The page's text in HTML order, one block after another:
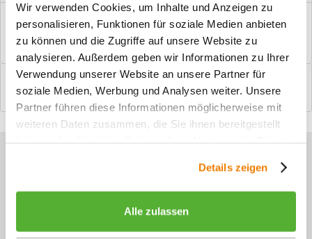
Wir verwenden Cookies, um Inhalte und Anzeigen zu
personalisieren, Funktionen für soziale Medien anbieten
zu können und die Zugriffe auf unsere Website zu
analysieren. Außerdem geben wir Informationen zu Ihrer
Verwendung unserer Website an unsere Partner für
soziale Medien, Werbung und Analysen weiter. Unsere
Partner führen diese Informationen möglicherweise mit
weiteren Daten zusammen, die Sie ihnen bereitgestellt
Details zeigen
Alle zulassen
Windfangelemente online am Bildschirm konfigurieren und
einbaufertig bestellen. In wenigen...
Bewertungen
0
Bewertungen lesen, schreiben und diskutieren...mehr
Sie haben Fragen zu unseren
+49 (0)4244 965 34 04
Mo - Do, 09:00 - 16:00 Uhr
und Fr, 09:00 - 13:00 Uhr